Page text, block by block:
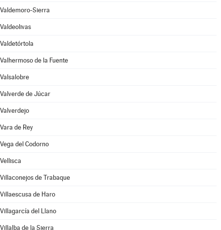
Valdemoro-Sierra
Valdeolivas
Valdetórtola
Valhermoso de la Fuente
Valsalobre
Valverde de Júcar
Valverdejo
Vara de Rey
Vega del Codorno
Vellisca
Villaconejos de Trabaque
Villaescusa de Haro
Villagarcía del Llano
Villalba de la Sierra